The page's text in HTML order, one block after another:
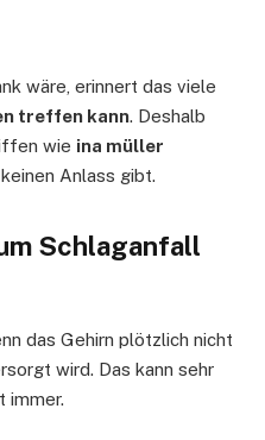
wäre, erinnert das viele
treffen kann. Deshalb
wie ina müller
keinen Anlass gibt.
Schlaganfall
das Gehirn plötzlich nicht
wird. Das kann sehr
immer.